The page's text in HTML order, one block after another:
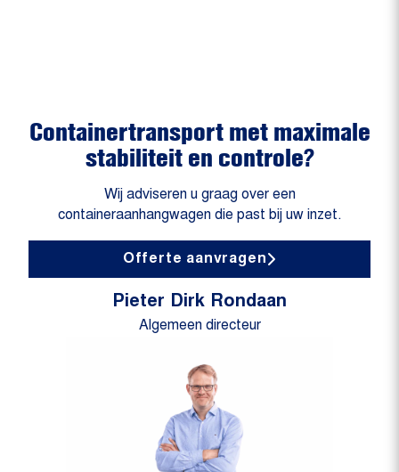
Containertransport met maximale
stabiliteit en controle?
Wij adviseren u graag over een
containeraanhangwagen die past bij uw inzet.
Offerte aanvragen
Pieter Dirk Rondaan
Algemeen directeur